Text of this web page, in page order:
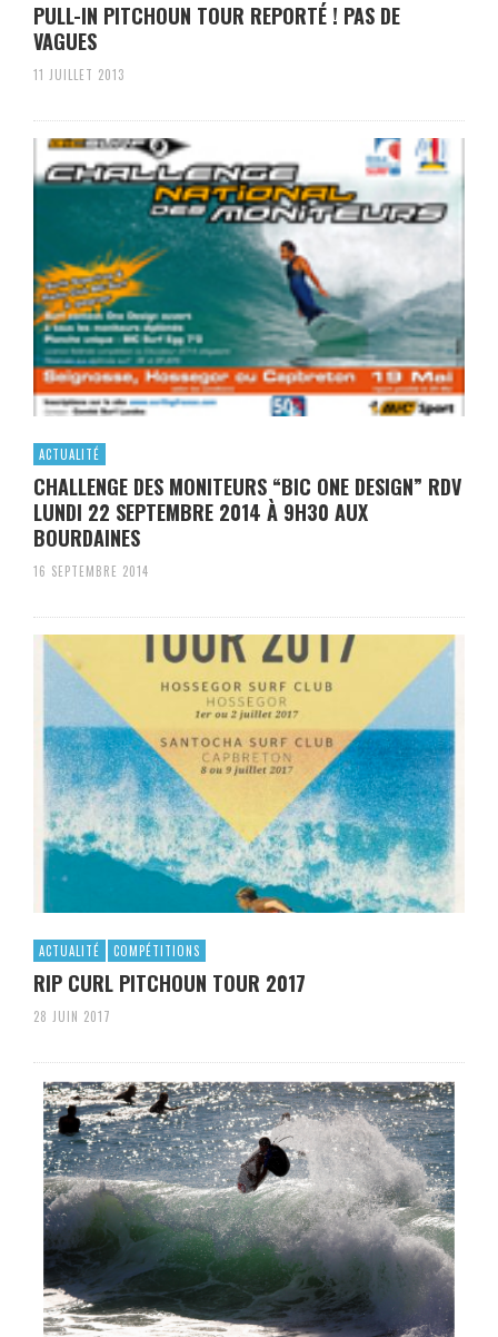
PULL-IN PITCHOUN TOUR REPORTÉ ! PAS DE
VAGUES
11 JUILLET 2013
ACTUALITÉ
CHALLENGE DES MONITEURS “BIC ONE DESIGN” RDV
LUNDI 22 SEPTEMBRE 2014 À 9H30 AUX
BOURDAINES
16 SEPTEMBRE 2014
ACTUALITÉ COMPÉTITIONS
RIP CURL PITCHOUN TOUR 2017
28 JUIN 2017